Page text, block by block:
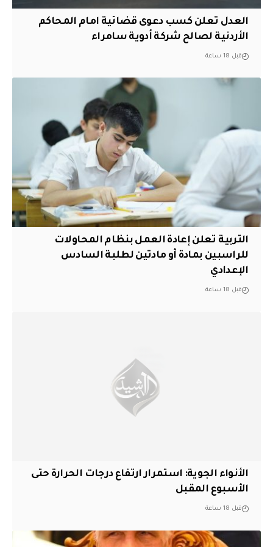
العدل تعلن كسب دعوى قضائية امام المحاكم
الأردنية لصالح شركة أدوية سامراء
قبل 18 ساعة
التربية تعلن إعادة العمل بنظام المحاولات
للراسبين بمادة أو مادتين لطلبة السادس
الإعدادي
قبل 18 ساعة
الأنواء الجوية: استمرار ارتفاع درجات الحرارة حتى
الأسبوع المقبل
قبل 18 ساعة